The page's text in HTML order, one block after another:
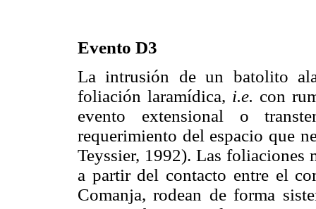
Evento D3
La intrusión de un batolito
foliación laramídica, i.e. con
evento extensional o
requerimiento del espacio que
Teyssier, 1992). Las foliaciones
a partir del contacto entre el
Comanja, rodean de forma